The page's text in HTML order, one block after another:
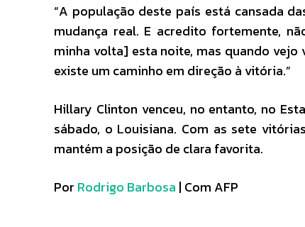
“A população deste país está cansada
mudança real. E acredito fortemente,
minha volta] esta noite, mas quando vejo
existe um caminho em direção à vitória.”
Hillary Clinton venceu, no entanto, no
sábado, o Louisiana. Com as sete
mantém a posição de clara favorita.
Por Rodrigo Barbosa | Com AFP